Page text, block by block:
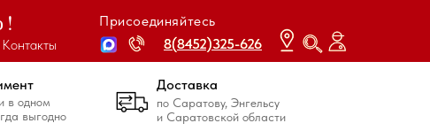
8(8452)325-626
8(8452)325-626
Контакты
Присоединяйтесь
в одном
выгодно
по Саратову, Энгельсу
и Саратовской области
Доставка